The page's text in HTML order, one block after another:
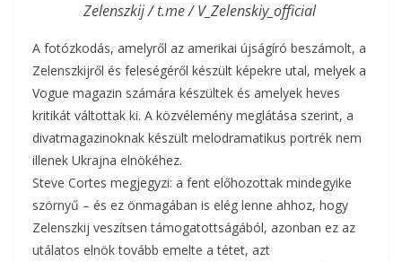
Zelenszkij / t.me / V_Zelenskiy_official
A fotózkodás, amelyről az amerikai újságíró beszámolt, a
Zelenszkijről és feleségéről készült képekre utal, melyek a
Vogue magazin számára készültek és amelyek heves
kritikát váltottak ki. A közvélemény meglátása szerint, a
divatmagazinoknak készült melodramatikus portrék nem
illenek Ukrajna elnökéhez.
Steve Cortes megjegyzi: a fent előhozottak mindegyike
szörnyű – és ez önmagában is elég lenne ahhoz, hogy
Zelenszkij veszítsen támogatottságából, azonban ez az
utálatos elnök tovább emelte a tétet, azt